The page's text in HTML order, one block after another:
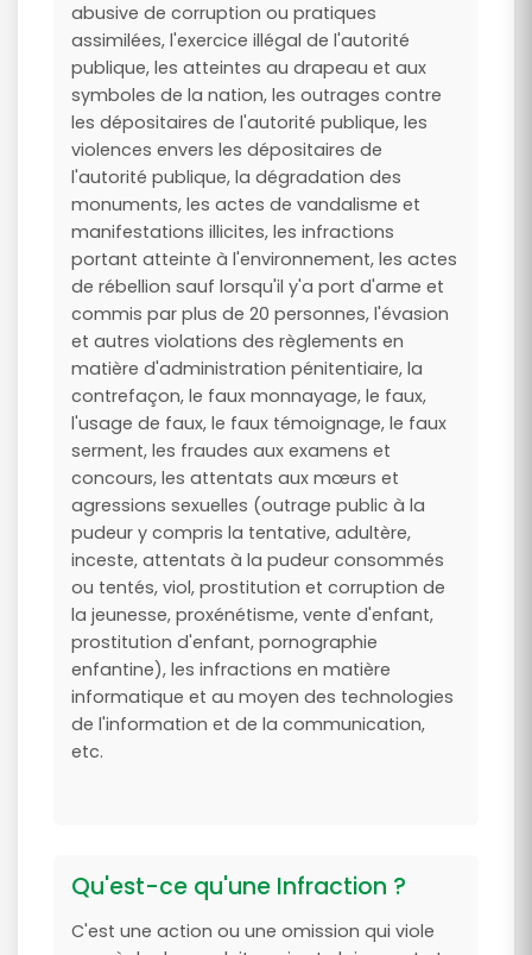
abusive de corruption ou pratiques
assimilées, l'exercice illégal de l'autorité
publique, les atteintes au drapeau et aux
symboles de la nation, les outrages contre
les dépositaires de l'autorité publique, les
violences envers les dépositaires de
l'autorité publique, la dégradation des
monuments, les actes de vandalisme et
manifestations illicites, les infractions
portant atteinte à l'environnement, les actes
de rébellion sauf lorsqu'il y'a port d'arme et
commis par plus de 20 personnes, l'évasion
et autres violations des règlements en
matière d'administration pénitentiaire, la
contrefaçon, le faux monnayage, le faux,
l'usage de faux, le faux témoignage, le faux
serment, les fraudes aux examens et
concours, les attentats aux mœurs et
agressions sexuelles (outrage public à la
pudeur y compris la tentative, adultère,
inceste, attentats à la pudeur consommés
ou tentés, viol, prostitution et corruption de
la jeunesse, proxénétisme, vente d'enfant,
prostitution d'enfant, pornographie
enfantine), les infractions en matière
informatique et au moyen des technologies
de l'information et de la communication,
etc.
Qu'est-ce qu'une Infraction ?
C'est une action ou une omission qui viole